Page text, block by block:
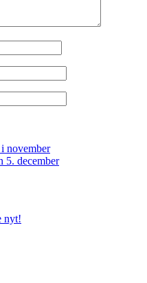
november
5. december
nyt!